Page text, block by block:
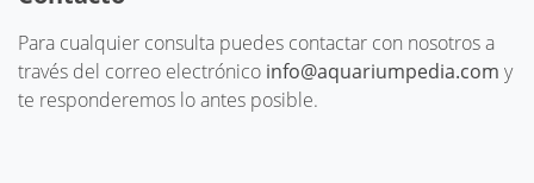
Para cualquier consulta puedes contactar con nosotros a
través del correo electrónico info@aquariumpedia.com y
te responderemos lo antes posible.